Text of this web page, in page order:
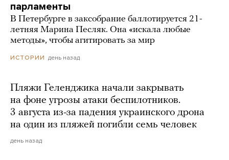
парламенты
В Петербурге в заксобрание баллотируется 21-
летняя Марина Песляк. Она «искала любые
методы», чтобы агитировать за мир
ИСТОРИИ день назад
Пляжи Геленджика начали закрывать
на фоне угрозы атаки беспилотников.
3 августа из-за падения украинского дрона
на один из пляжей погибли семь человек
день назад